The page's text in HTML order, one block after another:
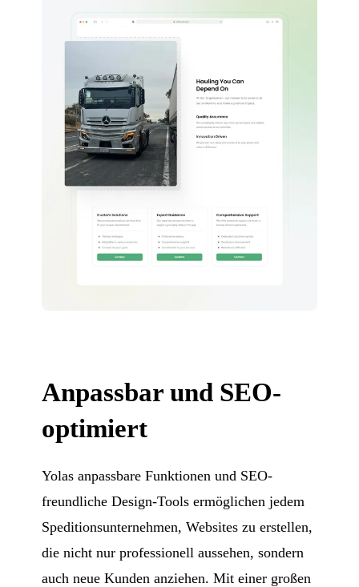
Anpassbar und SEO-
optimiert
Yolas anpassbare Funktionen und SEO-
freundliche Design-Tools ermöglichen jedem
Speditionsunternehmen, Websites zu erstellen,
die nicht nur professionell aussehen, sondern
auch neue Kunden anziehen. Mit einer großen